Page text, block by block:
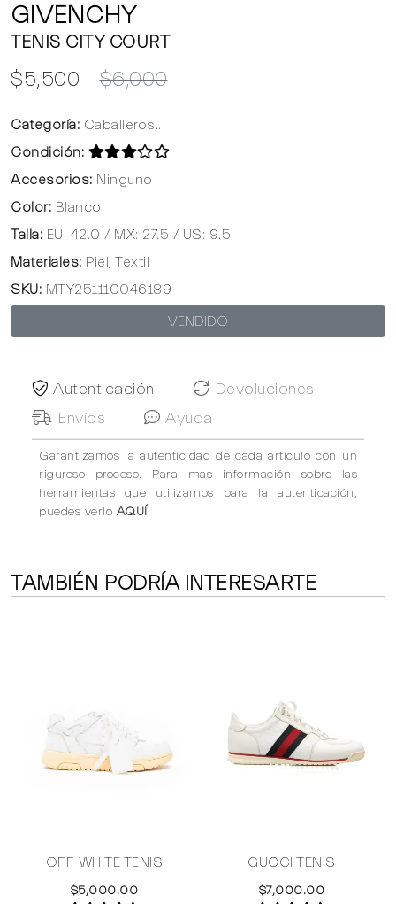
GIVENCHY
TENIS CITY COURT
$5,500 $6,000
Categoría: Caballeros..
Condición:
Accesorios: Ninguno
Color: Blanco
Talla: EU: 42.0 / MX: 27.5 / US: 9.5
Materiales: Piel, Textil
SKU: MTY251110046189
VENDIDO
Autenticación
Devoluciones
Envíos
Ayuda
Garantizamos la autenticidad de cada artículo con un
riguroso proceso. Para mas información sobre las
herramientas que utilizamos para la autenticación,
puedes verlo AQUÍ
TAMBIÉN PODRÍA INTERESARTE
OFF WHITE TENIS
$5,000.00
GUCCI TENIS
$7,000.00